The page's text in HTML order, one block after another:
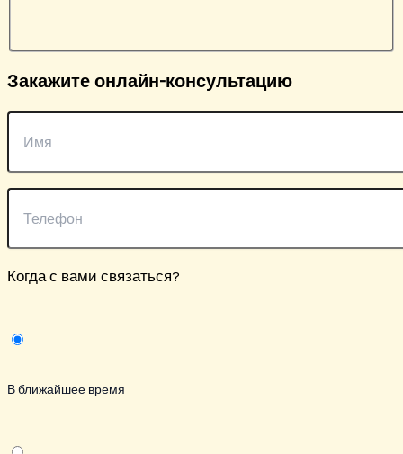
Закажите онлайн-консультацию
Когда с вами связаться?
В ближайшее время